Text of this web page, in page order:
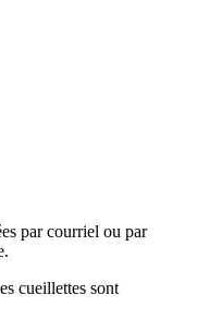
par courriel ou par
cueillettes sont